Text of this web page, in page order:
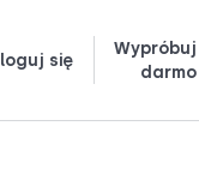
się
darmo